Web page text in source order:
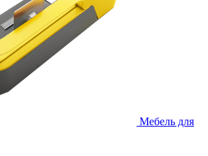
Мебель для